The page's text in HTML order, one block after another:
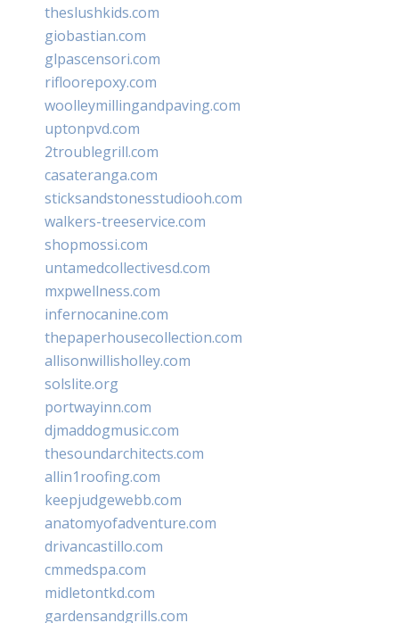
theslushkids.com
giobastian.com
glpascensori.com
rifloorepoxy.com
woolleymillingandpaving.com
uptonpvd.com
2troublegrill.com
casateranga.com
sticksandstonesstudiooh.com
walkers-treeservice.com
shopmossi.com
untamedcollectivesd.com
mxpwellness.com
infernocanine.com
thepaperhousecollection.com
allisonwillisholley.com
solslite.org
portwayinn.com
djmaddogmusic.com
thesoundarchitects.com
allin1roofing.com
keepjudgewebb.com
anatomyofadventure.com
drivancastillo.com
cmmedspa.com
midletontkd.com
gardensandgrills.com